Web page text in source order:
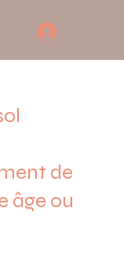
.
de
âge ou